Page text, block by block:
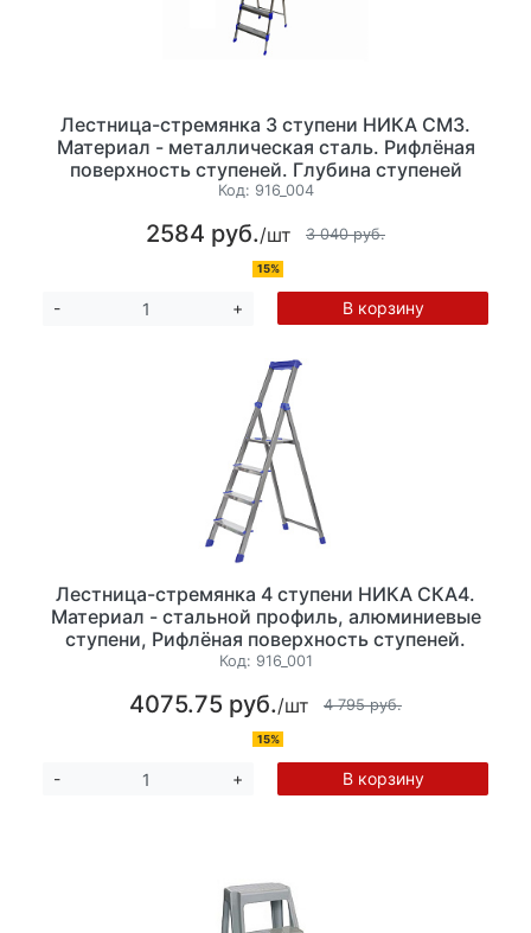
Лестница-стремянка 3 ступени НИКА СМ3.
Материал - металлическая сталь. Рифлёная
поверхность ступеней. Глубина ступеней
65мм, высота 62см. Максимальная нагрузка
Код: 916_004
2584 руб./шт 3 040 руб.
15%
- + В корзину
Лестница-стремянка 4 ступени НИКА СКА4.
Материал - стальной профиль, алюминиевые
ступени, Рифлёная поверхность ступеней.
Глубина ступеней 65мм, высота 84 см.
лоток для инструментов
Код: 916_001
4075.75 руб./шт 4 795 руб.
15%
- + В корзину